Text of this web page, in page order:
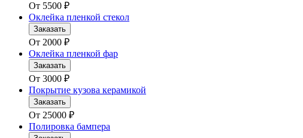
От 5500 ₽
Оклейка пленкой стекол
Заказать
От 2000 ₽
Оклейка пленкой фар
Заказать
От 3000 ₽
Покрытие кузова керамикой
Заказать
От 25000 ₽
Полировка бампера